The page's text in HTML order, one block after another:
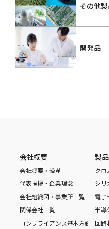
その他
開発品
会社概要
会社概要・沿革
代表挨拶・企業理念
会社組織図・事業所一覧
関係会社一覧
コンプライアンス基本方針
製
クロ
シリ
電子
半導
回路